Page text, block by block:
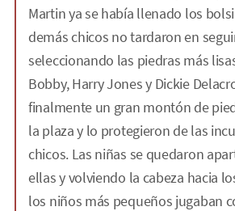
Martin ya se había llenado los
demás chicos no tardaron en
seleccionando las piedras más
Bobby, Harry Jones y Dickie
finalmente un gran montón de
la plaza y lo protegieron de las
chicos. Las niñas se quedaron
ellas y volviendo la cabeza hacia
los niños más pequeños jugaban